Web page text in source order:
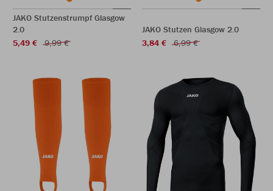
JAKO Stutzenstrumpf Glasgow
2.0
5,49 €
9,99 €
JAKO Stutzen Glasgow 2.0
3,84 €
6,99 €